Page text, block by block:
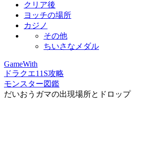
クリア後
ヨッチの場所
カジノ
その他
ちいさなメダル
GameWith
ドラクエ11S攻略
モンスター図鑑
だいおうガマの出現場所とドロップ